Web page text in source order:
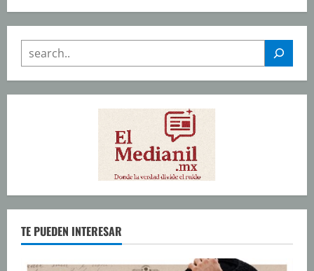
SEARCH
TE PUEDEN INTERESAR